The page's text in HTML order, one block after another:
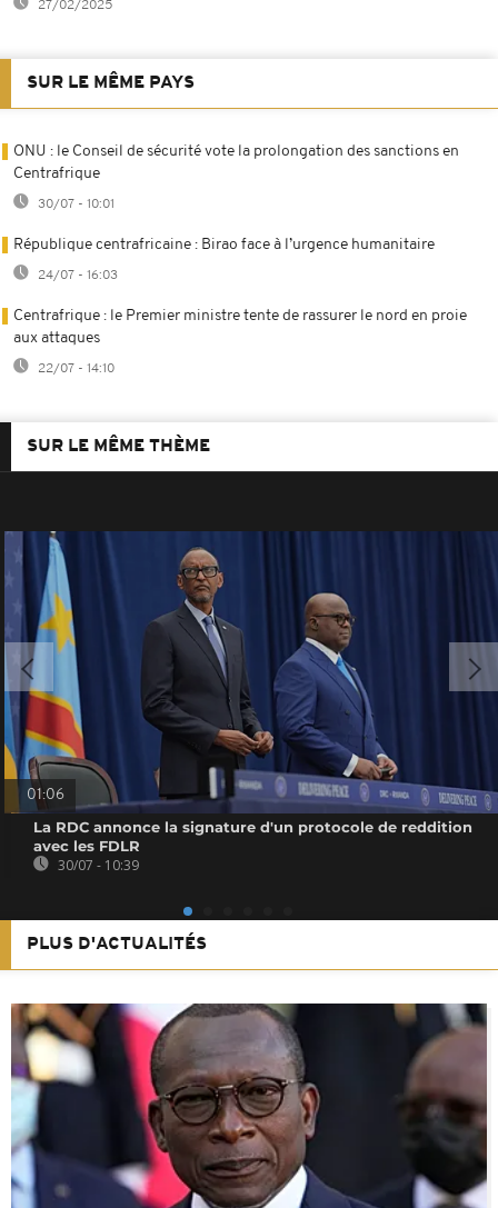
27/02/2025
SUR LE MÊME PAYS
ONU : le Conseil de sécurité vote la prolongation des sanctions en
Centrafrique
30/07 - 10:01
République centrafricaine : Birao face à l’urgence humanitaire
24/07 - 16:03
Centrafrique : le Premier ministre tente de rassurer le nord en proie
aux attaques
22/07 - 14:10
SUR LE MÊME THÈME
01:06
La RDC annonce la signature d'un protocole de reddition
avec les FDLR
30/07 - 10:39
PLUS D'ACTUALITÉS